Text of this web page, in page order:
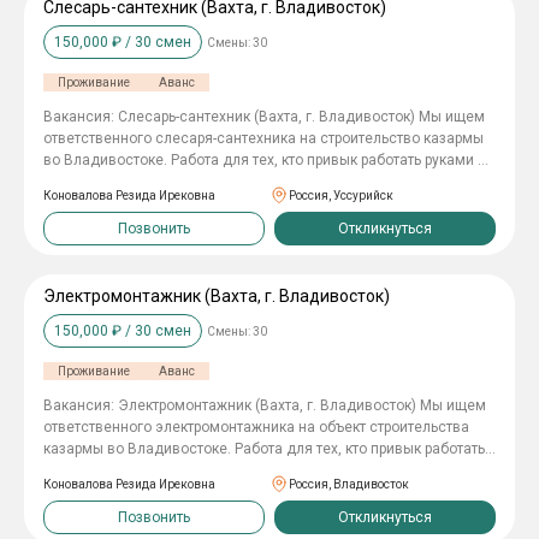
Слесарь-сантехник (Вахта, г. Владивосток)
150,000 ₽ / 30 смен Смены:30
Проживание Аванс
Вакансия: Слесарь-сантехник (Вахта, г. Владивосток) Мы ищем
ответственного слесаря-сантехника на строительство казармы
во Владивостоке. Работа для тех, кто привык работать руками и
отопления, водоснабжения и канализации на объекте
(казарма). Установка сантехнического оборудования.
Поддержание работоспособности инженерных сетей на
предоставляем место в комфортном хостеле. Питание:
организовано двухразовое питание (за наш счет). Спецодежда:
выдаем полный комплект по сезону. Проезд: билеты до места
билета превышает 4 000 рублей, разница удерживается из
первой заработной платы. Что мы ждем от вас: Опыт работы по
специальности (сантехника, монтаж труб). Умение читать
чертежи и схемы будет вашим преимуществом. Ответственное
Почему стоит работать с нами: Мы обеспечиваем всем
необходимым для жизни и работы, чтобы вы могли
сосредоточиться на выполнении задач и заработке.
Коновалова Резида Ирековна Россия, Уссурийск
Позвонить Откликнуться
Электромонтажник (Вахта, г. Владивосток)
150,000 ₽ / 30 смен Смены:30
Проживание Аванс
Вакансия: Электромонтажник (Вахта, г. Владивосток) Мы ищем
ответственного электромонтажника на объект строительства
казармы во Владивостоке. Работа для тех, кто привык работать
кабельных трасс, лотков; Прокладка кабеля; Установка
электрооборудования, розеток, выключателей; Сборка и монтаж
щитового оборудования. Наши условия: График: вахта 60/30.
Коновалова Резида Ирековна Россия, Владивосток
Позвонить Откликнуться